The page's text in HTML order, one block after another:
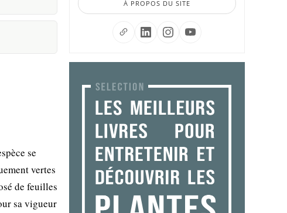
se
vertes
de feuilles
sa vigueur
À PROPOS DU SITE